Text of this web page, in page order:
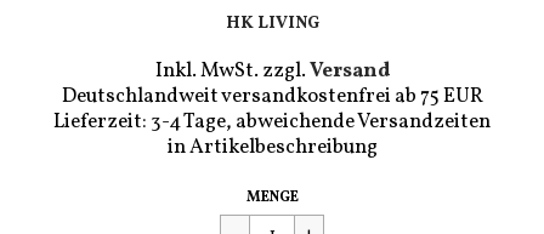
HK LIVING
Inkl. MwSt. zzgl.Versand
Deutschlandweit versandkostenfrei ab 75 EUR
Lieferzeit: 3-4 Tage, abweichende Versandzeiten
in Artikelbeschreibung
Regulärer
Preis
€540,00
MENGE